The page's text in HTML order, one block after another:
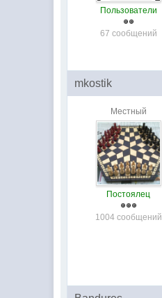
Пользователи
67 сообщений
mkostik
Местный
Постоялец
1004 сообщений